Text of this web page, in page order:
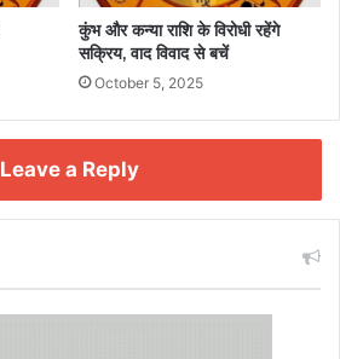
कुंभ और कन्या राशि के विरोधी रहेंगे
सक्रिय, वाद विवाद से बचें
October 5, 2025
Leave a Reply